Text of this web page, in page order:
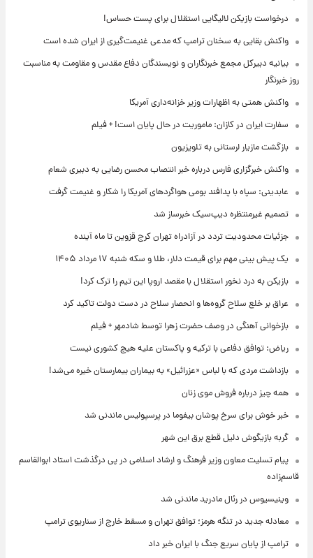
درخواست بازیکن لالیگایی استقلال برای پست حساس!
واکنش بقایی به سخنان ترامپ که مدعی غنیمت‌گیری از ایران شده است
بیانیه دبیرکل مجمع خبرنگاران و نویسندگان دفاع مقدس و مقاومت به مناسبت
روز خبرنگار
واکنش همتی به اظهارات وزیر خزانه‌داری آمریکا
سفارت ایران در کازان: ماموریت در حال پایان است! + فیلم
بازگشت مازیار لرستانی به تلویزیون
واکنش خبرگزاری فارس درباره خبر انتصاب محسن رضایی به دبیری شعام
عابدینی: سپاه با پدافند بومی هواگردهای آمریکا را شکار و غنیمت گرفت
تصمیم غیرمنتظره دیپ‌سیک خبرساز شد
جزئیات محدودیت تردد در آزادراه تهران کرج قزوین تا ماه آینده
یک پیش ‌بینی مهم برای قیمت دلار، طلا و سکه شنبه ۱۷ مرداد ۱۴۰۵
بازیکن به درد نخور استقلال با مقصد اروپا این تیم را ترک کرد!
عراق بر خلع سلاح گروه‌ها و انحصار سلاح در دست دولت تاکید کرد
بازخوانی آهنگی در وصف حضرت زهرا توسط شادمهر + فیلم
ریاض: توافق دفاعی با ترکیه و پاکستان علیه هیچ کشوری نیست
بازداشت مردی که با لباس «عزرائیل» به بیماران بیمارستان خیره می‌شد!
همه چیز درباره فروش موی زنان
خبر خوش برای سرخ پوشان بیفوما در پرسپولیس ماندنی شد
گربه بازیگوش دلیل قطع برق این شهر
پیام تسلیت معاون وزیر فرهنگ و ارشاد اسلامی در پی درگذشت استاد ابوالقاسم
قاسم‌زاده
وینیسیوس در رئال مادرید ماندنی شد
معادله جدید در تنگه هرمز؛ توافق تهران و مسقط خارج از سناریوی ترامپ
ترامپ از پایان سریع جنگ با ایران خبر داد